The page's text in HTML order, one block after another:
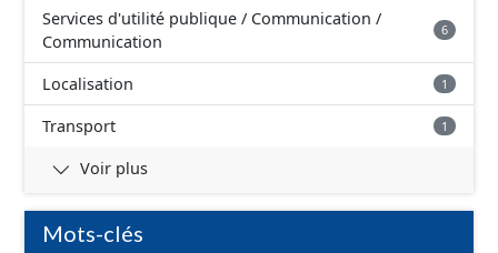
Services d'utilité publique / Communication /
Communication
6
Localisation 1
Transport 1
Voir plus
Mots-clés